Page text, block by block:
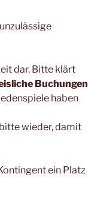
dar. Bitte klärt
Buchungen
haben
wieder, damit
ein Platz